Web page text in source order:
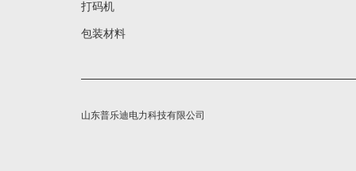
打码机
包装材料
山东普乐迪电力科技有限公司